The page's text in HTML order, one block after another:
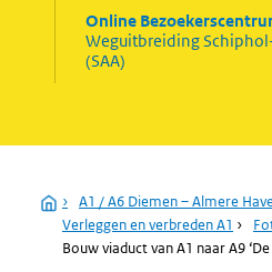
Online
Weguitbreiding
(SAA)
Home
› A1 / A6 Diemen – Almere
Verleggen en verbreden A1 ›
Bouw viaduct van A1 naar A9